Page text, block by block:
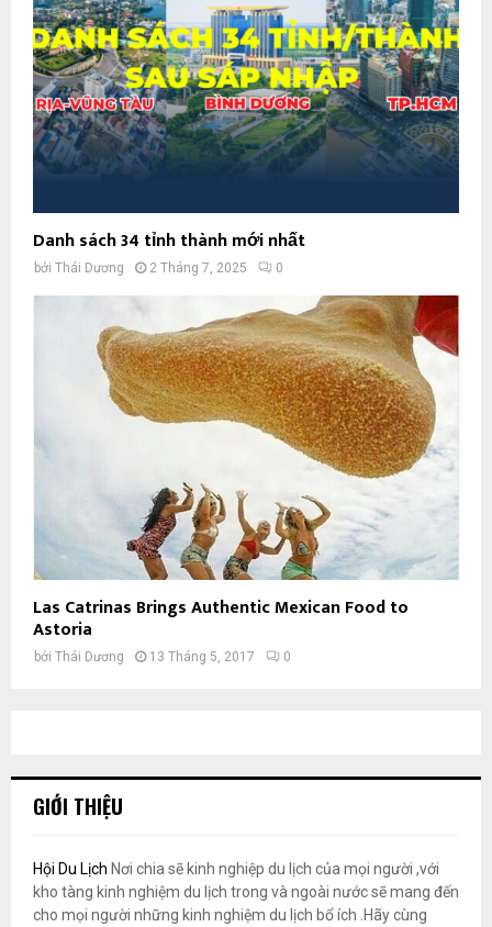
Danh sách 34 tỉnh thành mới nhất
bởi Thái Dương 2 Tháng 7, 2025 0
Las Catrinas Brings Authentic Mexican Food to
Astoria
bởi Thái Dương 13 Tháng 5, 2017 0
GIỚI THIỆU
Hội Du Lịch Nơi chia sẽ kinh nghiệp du lịch của mọi người ,với
kho tàng kinh nghiệm du lịch trong và ngoài nước sẽ mang đến
cho mọi người những kinh nghiệm du lịch bổ ích .Hãy cùng